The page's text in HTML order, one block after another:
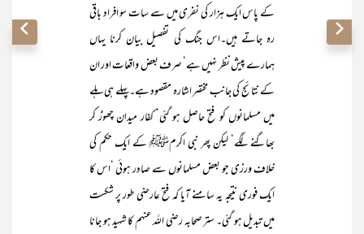
کے پاس ایک ہزار کی نفری میں سے سات سو افراد باقی
رہ جاتے ہیں۔اس جنگ کی تفصیل بیان کرنا یہاں
ہمارے پیش نظر نہیں ہے‘ صرف بعض واقعات اور ان
کے نتائج کی جانب مختصر اشارہ مقصود ہے۔پہلے ہی ہلے
میں مسلمانوں کو فتح حاصل ہو گئی‘ کفار میدان چھوڑ کر
بھاگنے لگے‘ لیکن پھر نبی اکرمﷺ کے ایک حکم کی
خلاف ورزی جو بعض مسلمانوں سے صادر ہوئی ‘اس کا
ایک فوری نتیجہ یہ سامنے آیا کہ فتح عارضی طور پر شکست
میں تبدیل ہو گئی۔ ستر صحابہ رضی اللہ عنہم کا شہید ہو جانا